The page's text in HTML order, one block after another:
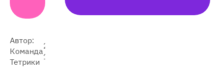
Автор:
Команда
Тетрики
2021-
11-07